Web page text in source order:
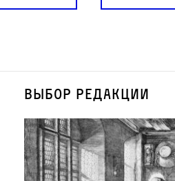
Выбор редакции